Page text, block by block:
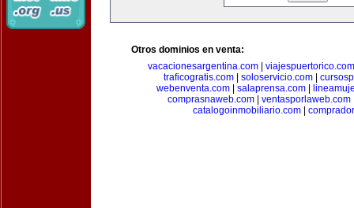
Otros dominios en venta:
vacacionesargentina.com
viajespuertorico.com
traficogratis.com| soloservicio.com|
webenventa.com
salaprensa.com
comprasnaweb.com
ventasporlaweb.com
catalogoinmobiliario.com|